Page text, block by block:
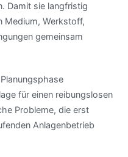
Damit sie langfristig
Medium, Werkstoff,
gemeinsam
für einen reibungslosen
Probleme, die erst
Anlagenbetrieb